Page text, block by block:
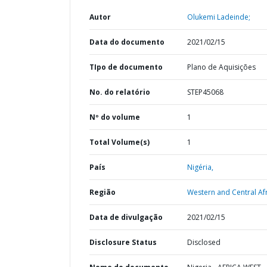
Autor Olukemi Ladeinde;
Data do documento 2021/02/15
TIpo de documento Plano de Aquisições
No. do relatório STEP45068
Nº do volume 1
Total Volume(s) 1
País Nigéria,
Região Western and Central
Data de divulgação 2021/02/15
Disclosure Status Disclosed